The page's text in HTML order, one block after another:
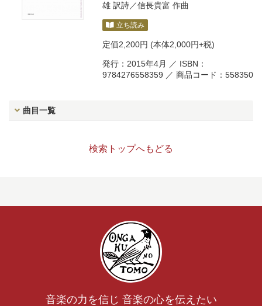
雄 訳詩／信長貴富 作曲
立ち読み
定価2,200円 (本体2,000円+税)
発行：2015年4月 ／ ISBN：
9784276558359 ／ 商品コード：558350
曲目一覧
検索トップへもどる
音楽の力を信じ 音楽の心を伝えたい